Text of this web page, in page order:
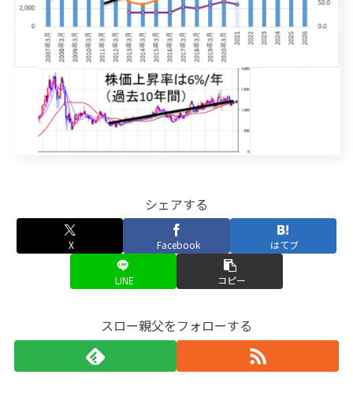
シェアする
X Facebook はてブ
LINE コピー
スロー親父をフォローする